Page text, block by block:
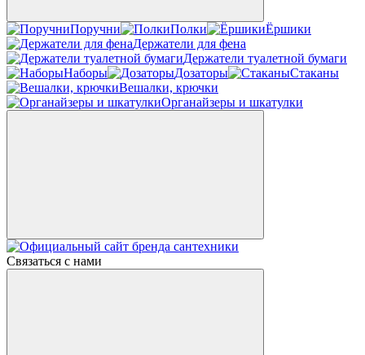
Поручни Полки
Ёршики
Держатели для фена
Держатели туалетной бумаги
Наборы
Дозаторы
Стаканы
Вешалки, крючки
Органайзеры и шкатулки
Связаться с нами